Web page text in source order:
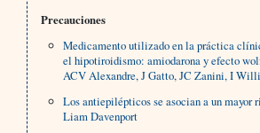
Precauciones
Medicamento utilizado en la práctica
el hipotiroidismo: amiodarona y efecto
ACV Alexandre, J Gatto, JC Zanini, I
Los antiepilépticos se asocian a un mayor
Liam Davenport